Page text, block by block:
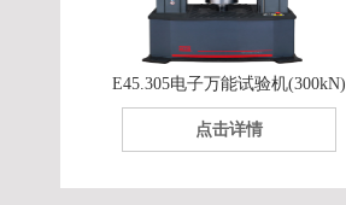
E45.305电子万能试验机(300kN)
点击详情